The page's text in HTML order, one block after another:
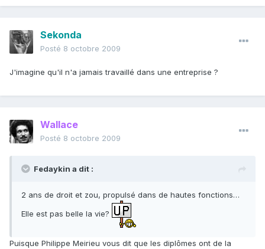
Sekonda
Posté 8 octobre 2009
J'imagine qu'il n'a jamais travaillé dans une entreprise ?
Wallace
Posté 8 octobre 2009
Fedaykin a dit :
2 ans de droit et zou, propulsé dans de hautes fonctions…
Elle est pas belle la vie?
Puisque Philippe Meirieu vous dit que les diplômes ont de la